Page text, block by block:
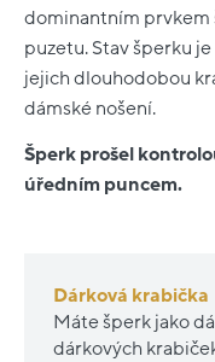
dominantním prvkem
puzetu. Stav šperku
jejich dlouhodobou
dámské nošení.
Šperk prošel
úředním puncem.
Dárková krabička
Máte šperk jako
dárkových